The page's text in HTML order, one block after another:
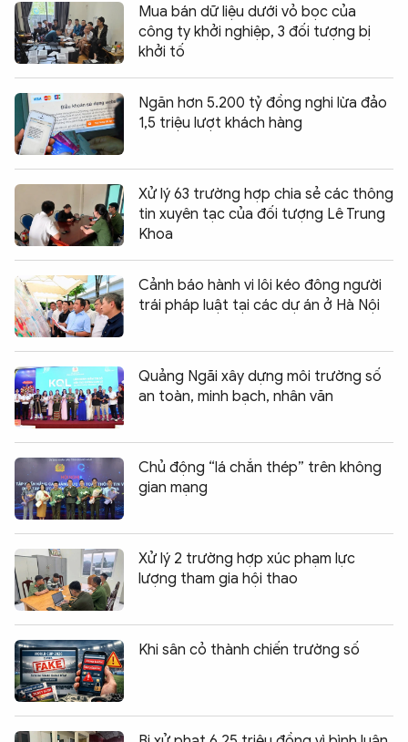
Mua bán dữ liệu dưới vỏ bọc của
công ty khởi nghiệp, 3 đối tượng bị
khởi tố
Ngăn hơn 5.200 tỷ đồng nghi lừa đảo
1,5 triệu lượt khách hàng
Xử lý 63 trường hợp chia sẻ các thông
tin xuyên tạc của đối tượng Lê Trung
Khoa
Cảnh báo hành vi lôi kéo đông người
trái pháp luật tại các dự án ở Hà Nội
Quảng Ngãi xây dựng môi trường số
an toàn, minh bạch, nhân văn
Chủ động “lá chắn thép” trên không
gian mạng
Xử lý 2 trường hợp xúc phạm lực
lượng tham gia hội thao
Khi sân cỏ thành chiến trường số